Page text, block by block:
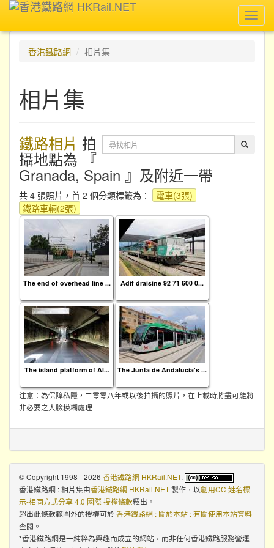
香港鐵路網
相片集
相片集
鐵路相片 拍
攝地點為 『
Granada, Spain 』及附近一帶
共 4 張照片，首 2 個分類標籤為：
電車(3張)
鐵路車輛(2張)
The end of overhead line ... Adif draisine 92 71 600 0...
The island platform of Al... The Junta de Andalucía's ...
注意：為保障私隱，二零零八年或以後拍攝的照片，在上載時將盡可能將
非必要之人臉模糊處理
© Copyright 1998 - 2026 香港鐵路網 HKRail.NET.
香港鐵路網 : 相片集由香港鐵路網 HKRail.NET製作，以創用CC 姓名標
示-相同方式分享 4.0 國際 授權條款釋出。
超出此條款範圍外的授權可於香港鐵路網 : 關於本站 : 有關使用本站資料
查閱。
*香港鐵路網是一純粹為興趣而成立的網站，而非任何香港鐵路服務營運